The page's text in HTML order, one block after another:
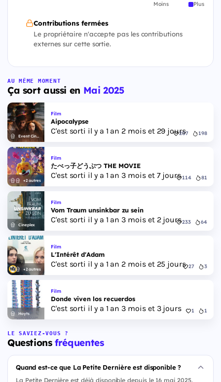
Moins Plus
Contributions fermées
Le propriétaire n'accepte pas les contributions
externes sur cette sortie.
AU MÊME MOMENT
Ça sort aussi en Mai 2025
Event Cinemas
Film
Aipocalypse
C'est sorti il y a 1 an 2 mois et 29 jours
207 198
+2 autres
Film
たべっ子どうぶつ THE MOVIE
C'est sorti il y a 1 an 3 mois et 7 jours 114 81
Cineplex
Film
Vom Traum unsinkbar zu sein
C'est sorti il y a 1 an 3 mois et 2 jours233 64
+2 autres
Film
L'Intérêt d'Adam
C'est sorti il y a 1 an 2 mois et 25 jours 27 3
Hoyts
Film
Donde viven los recuerdos
C'est sorti il y a 1 an 3 mois et 3 jours 1 1
LE SAVIEZ-VOUS ?
Questionsfréquentes
Quand est-ce que La Petite Dernière est disponible ?
La Petite Dernière est déjà disponible depuis le 16 mai 2025.